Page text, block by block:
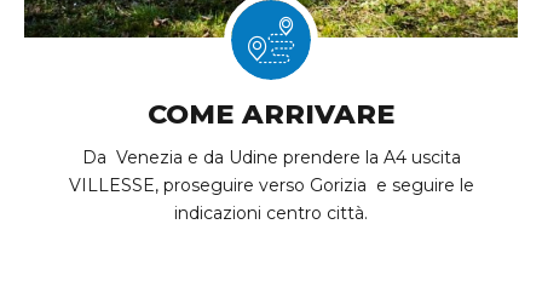
COME ARRIVARE
Da Venezia e da Udine prendere la A4 uscita
VILLESSE, proseguire verso Gorizia e seguire le
indicazioni centro città.